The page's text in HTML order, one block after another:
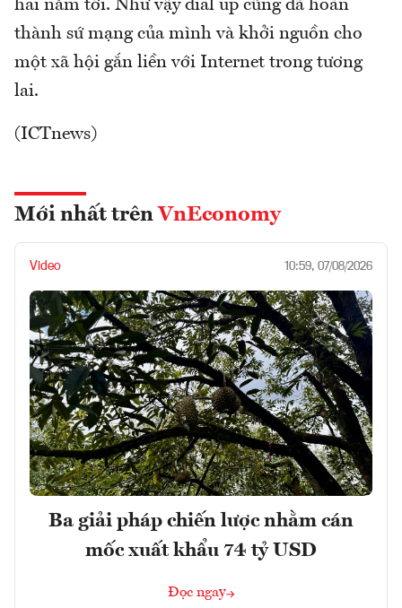
hai năm tới. Như vậy dial up cũng đã hoàn
thành sứ mạng của mình và khởi nguồn cho
một xã hội gắn liền với Internet trong tương
lai.
(ICTnews)
Mới nhất trên VnEconomy
Video 10:59, 07/08/2026
Ba giải pháp chiến lược nhằm cán
mốc xuất khẩu 74 tỷ USD
Đọc ngay